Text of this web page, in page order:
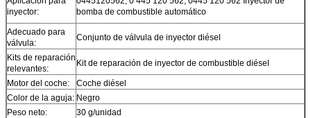
inyector:
bomba de combustible automático
Adecuado para
válvula:
Conjunto de válvula de inyector diésel
Kits de reparación
relevantes:
Kit de reparación de inyector de combustible diésel
Motor del coche:
Coche diésel
Color de la aguja: Negro
Peso neto:
30 g/unidad